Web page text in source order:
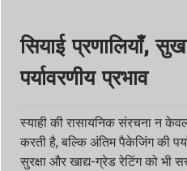
सियाई प्रणालियाँ,
पर्यावरणीय प्रभाव
स्याही की रासायनिक संरचना न
करती है, बल्कि अंतिम पैकेजिंग की
सुरक्षा और खाद्य-ग्रेड रेटिंग को भी